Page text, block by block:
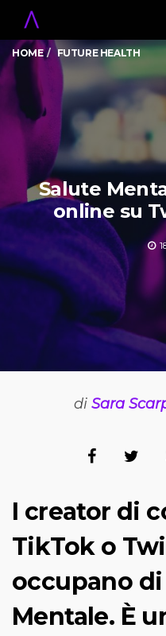
HOME FUTURE HEALTH
Salute
online su
di Sara
I creator di
TikTok o
occupano di
Mentale. È